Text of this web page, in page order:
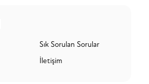
Sık Sorulan Sorular
İletişim